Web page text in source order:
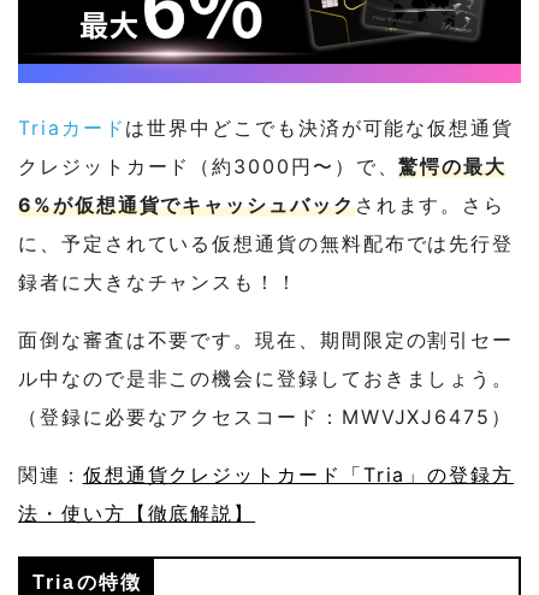
Triaカード は世界中どこでも決済が可能な仮想通貨
クレジットカード（約3000円〜）で、驚愕の最大
6%が仮想通貨でキャッシュバックされます。さら
に、予定されている仮想通貨の無料配布では先行登
録者に大きなチャンスも！！
面倒な審査は不要です。現在、期間限定の割引セー
ル中なので是非この機会に登録しておきましょう。
（登録に必要なアクセスコード：MWVJXJ6475）
関連： 仮想通貨クレジットカード「Tria」の登録方
法・使い方【徹底解説】
Triaの特徴